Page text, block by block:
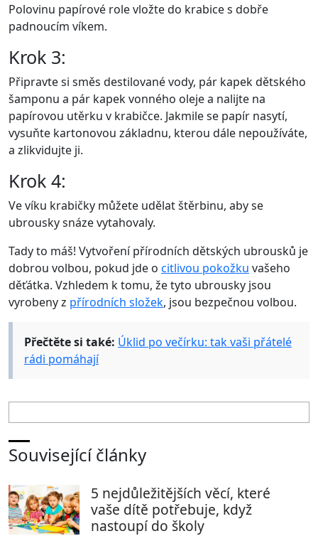
Polovinu papírové role vložte do krabice s dobře
padnoucím víkem.
Krok 3:
Připravte si směs destilované vody, pár kapek dětského
šamponu a pár kapek vonného oleje a nalijte na
papírovou utěrku v krabičce. Jakmile se papír nasytí,
vysuňte kartonovou základnu, kterou dále nepoužíváte,
a zlikvidujte ji.
Krok 4:
Ve víku krabičky můžete udělat štěrbinu, aby se
ubrousky snáze vytahovaly.
Tady to máš! Vytvoření přírodních dětských ubrousků je
dobrou volbou, pokud jde o citlivou pokožku vašeho
děťátka. Vzhledem k tomu, že tyto ubrousky jsou
vyrobeny z přírodních složek, jsou bezpečnou volbou.
Přečtěte si také: Úklid po večírku: tak vaši přátelé
rádi pomáhají
Související články
5 nejdůležitějších věcí, které
vaše dítě potřebuje, když
nastoupí do školy